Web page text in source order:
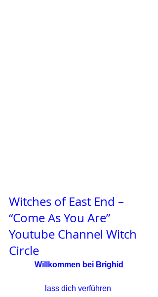
Witches of East End –
“Come As You Are”
Youtube Channel Witch
Circle
Willkommen bei Brighid
lass dich verführen